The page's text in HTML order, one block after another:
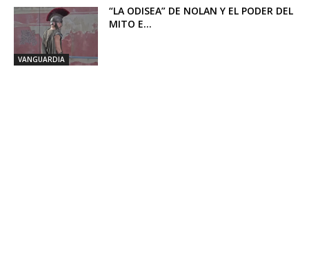
VANGUARDIA
“LA ODISEA” DE NOLAN Y EL PODER DEL
MITO E...